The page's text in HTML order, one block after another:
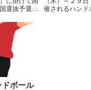
選抜予選に
の勢力図に
のが新人大
豪校がその
くれるの
催されるハンド
ボール